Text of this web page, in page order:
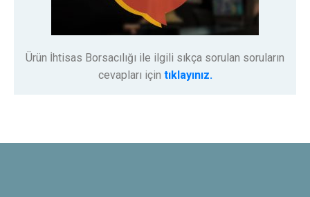
Ürün İhtisas Borsacılığı ile ilgili sıkça sorulan soruların
cevapları için tıklayınız.